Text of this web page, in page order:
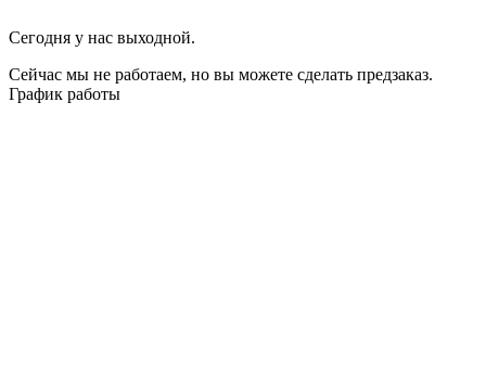
Сегодня у нас выходной.
Сейчас мы не работаем, но вы можете сделать предзаказ.
График работы